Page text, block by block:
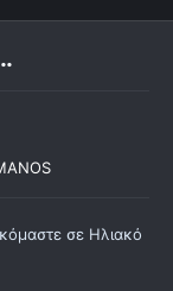
σε Ηλιακό